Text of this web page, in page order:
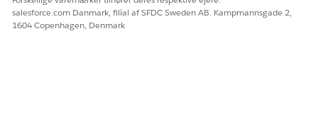
salesforce.com Danmark, filial af SFDC Sweden AB. Kampmannsgade 2,
1604 Copenhagen, Denmark